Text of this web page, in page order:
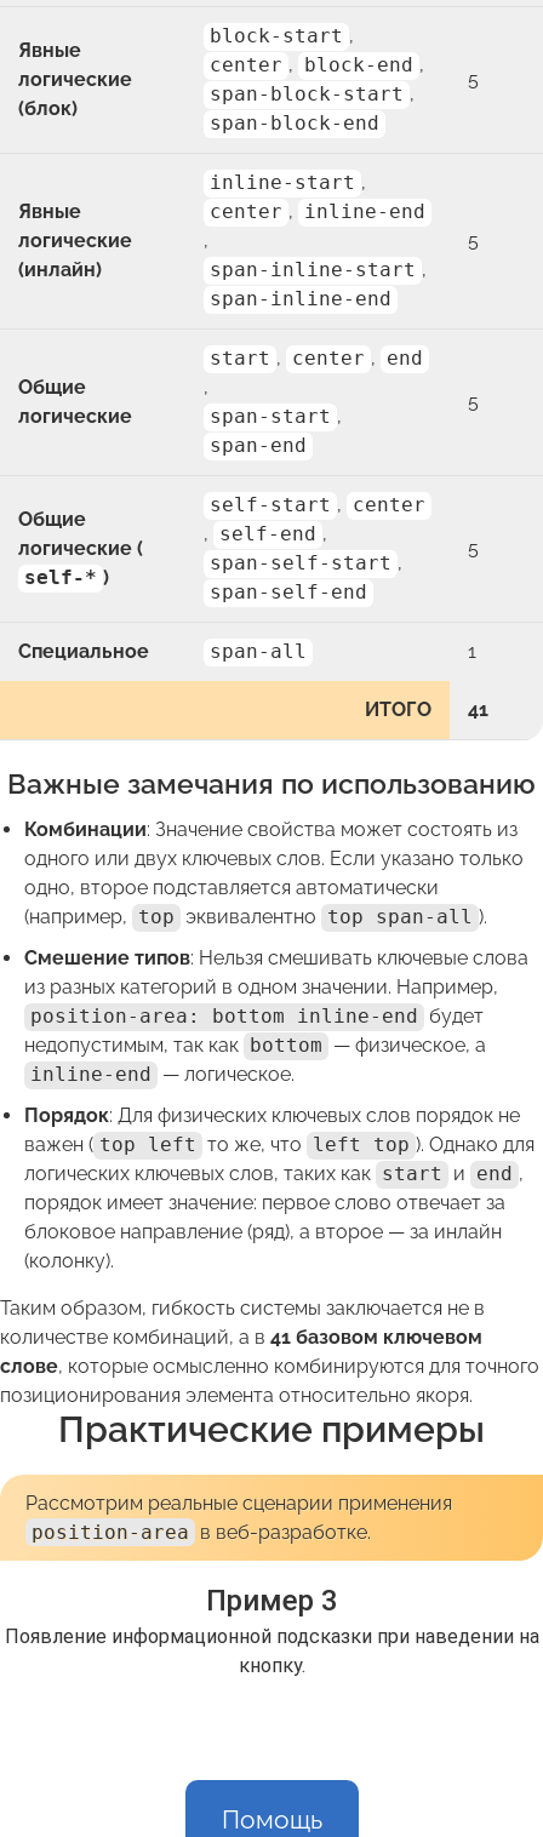
Явные
логические
(блок)
block-start ,
center , block-end ,
span-block-start ,
span-block-end
5
Явные
логические
(инлайн)
inline-start ,
center , inline-end
,
span-inline-start ,
span-inline-end
5
Общие
логические
start , center , end
,
span-start ,
span-end
5
Общие
логические (
self-* )
self-start , center
, self-end ,
span-self-start ,
span-self-end
5
Специальное span-all 1
ИТОГО 41
Важные замечания по использованию
Комбинации: Значение свойства может состоять из
одного или двух ключевых слов. Если указано только
одно, второе подставляется автоматически
(например, top эквивалентно top span-all ).
Смешение типов: Нельзя смешивать ключевые слова
из разных категорий в одном значении. Например,
position-area: bottom inline-end
будет
недопустимым, так как
bottom — физическое, а
inline-end
— логическое.
Порядок: Для физических ключевых слов порядок не
важен ( top left то же, что left top ). Однако для
логических ключевых слов, таких как start и end ,
порядок имеет значение: первое слово отвечает за
блоковое направление (ряд), а второе — за инлайн
(колонку).
Таким образом, гибкость системы заключается не в
количестве комбинаций, а в 41 базовом ключевом
слове, которые осмысленно комбинируются для точного
позиционирования элемента относительно якоря.
Практические примеры
Рассмотрим реальные сценарии применения
position-area в веб-разработке.
Пример 3
Появление информационной подсказки при наведении на
кнопку.
Помощь